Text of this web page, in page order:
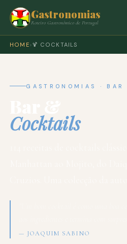
Gastronomias
Roteiro Gastronómico de Portugal
HOME › 🍹 COCKTAILS
GASTRONOMIAS ·
Cocktails
— JOAQUIM SABINO